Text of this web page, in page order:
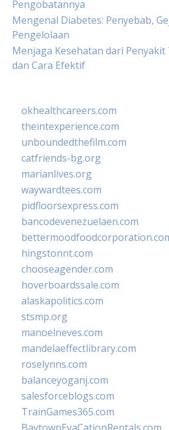
Pengobatannya
Mengenal Diabetes: Penyebab,
Pengelolaan
Menjaga Kesehatan dari
dan Cara Efektif
okhealthcareers.com
theintexperience.com
unboundedthefilm.com
catfriends-bg.org
marianlives.org
waywardtees.com
pidfloorsexpress.com
bancodevenezuelaen.com
hingstonnt.com
chooseagender.com
hoverboardssale.com
alaskapolitics.com
stsmp.org
manoelneves.com
mandelaeffectlibrary.com
roselynns.com
balanceyoganj.com
salesforceblogs.com
TrainGames365.com